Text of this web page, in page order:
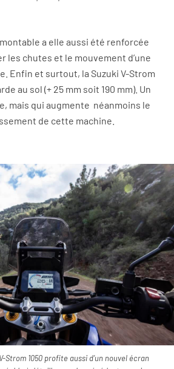
a elle aussi été renforcée
les chutes et le mouvement d’une
Enfin et surtout, la Suzuki V-Strom
au sol (+ 25 mm soit 190 mm). Un
mais qui augmente néanmoins le
de cette machine.
Strom 1050 profite aussi d’un nouvel écran